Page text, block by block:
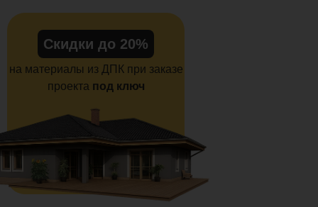
Скидки до 20%
на материалы из ДПК при заказе
проекта под ключ